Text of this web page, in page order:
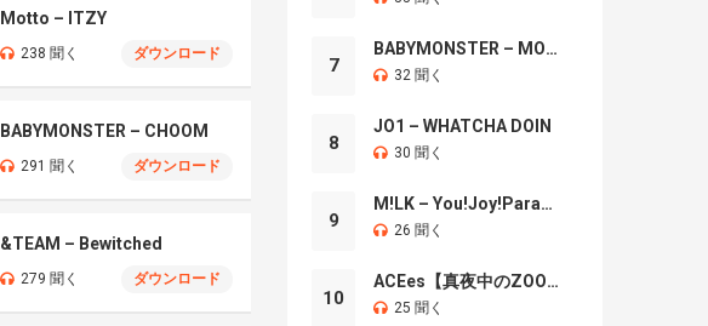
Motto – ITZY
238 聞く ダウンロード
BABYMONSTER – CHOOM
291 聞く ダウンロード
&TEAM – Bewitched
279 聞く ダウンロード
7
BABYMONSTER – MOON
32 聞く
8
JO1 – WHATCHA DOIN
30 聞く
9
M!LK – You!Joy!Parade!
26 聞く
10
ACEes【真夜中のZOO】
25 聞く